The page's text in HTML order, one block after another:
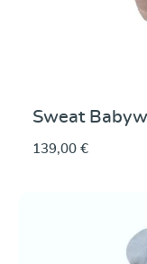
Sweat
139,00 €